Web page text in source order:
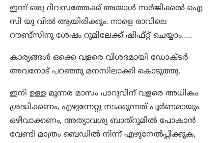
ഇന്ന് ഒരു ദിവസത്തേക്ക് അയാൾ സർജിക്കൽ ഐ
സി യു വിൽ ആയിരിക്കും. നാളെ രാവിലെ
റൗണ്ട്സിനു ശേഷം റൂമിലേക്ക് ഷിഫ്റ്റ്‌ ചെയ്യാം…..
കാര്യങ്ങൾ ഒക്കെ വളരെ വിശദമായി ഡോക്ടർ
അവനോട് പറഞ്ഞു മനസിലാക്കി കൊടുത്തു.
ഇനി ഉള്ള മൂന്നര മാസം പാറുവിന് വളരെ അധികം
ശ്രദ്ധിക്കണം, എഴുന്നേറ്റു നടക്കുന്നത് പൂർണമായും
ഒഴിവാക്കണം, അത്യാവശ്യ ബാത്‌റൂമിൽ പോകാൻ
വേണ്ടി മാത്രം ബെഡിൽ നിന്ന് എഴുനേൽപ്പിക്കുക,